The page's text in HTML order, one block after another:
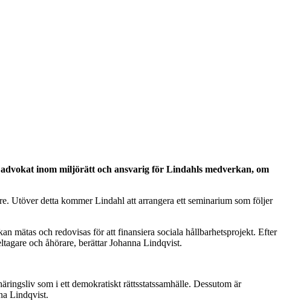
inom miljörätt och ansvarig för Lindahls medverkan, om
Utöver detta kommer Lindahl att arrangera ett seminarium som följer
mätas och redovisas för att finansiera sociala hållbarhetsprojekt. Efter
och åhörare, berättar Johanna Lindqvist.
som i ett demokratiskt rättsstatssamhälle. Dessutom är
Lindqvist.